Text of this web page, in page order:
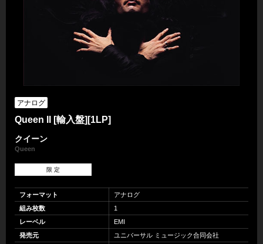
アナログ
Queen II [輸入盤][1LP]
クイーン
Queen
限 定
フォーマット
アナログ
組み枚数
1
レーベル
EMI
発売元
ユニバーサル ミュージック合同会社